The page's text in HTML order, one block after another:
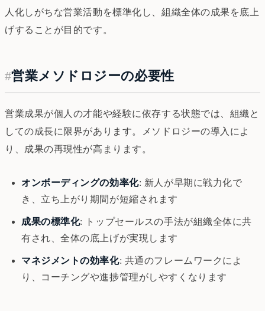
人化しがちな営業活動を標準化し、組織全体の成果を底上
げすることが目的です。
#営業メソドロジーの必要性
営業成果が個人の才能や経験に依存する状態では、組織と
しての成長に限界があります。メソドロジーの導入によ
り、成果の再現性が高まります。
オンボーディングの効率化: 新人が早期に戦力化で
き、立ち上がり期間が短縮されます
成果の標準化: トップセールスの手法が組織全体に共
有され、全体の底上げが実現します
マネジメントの効率化: 共通のフレームワークによ
り、コーチングや進捗管理がしやすくなります